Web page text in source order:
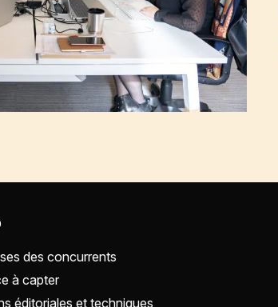
des concurrents
à capter
éditoriales et techniques